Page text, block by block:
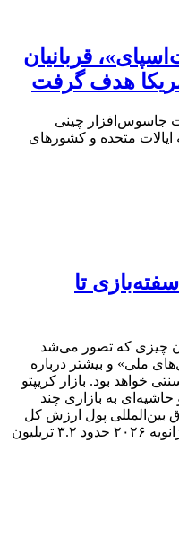
قربانیان
جاسوس‌افزار چینی
از جمله ایالات متحده و کشورهای
تا
آن چیزی که تصور می‌شد
ملی» و بیشتر درباره
خواهد بود. بازار کریپتو
به بازاری چند
بین‌المللی پول ارزش کل
بازار دارایی‌های رمزنگاری‌شده را در ژانویه ۲۰۲۶ حدود ۳.۲ تریلیون